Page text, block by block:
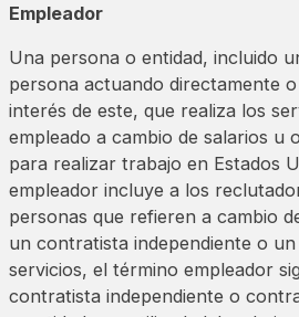
Empleador
Una persona o entidad, incluido
persona actuando directamente
interés de este, que realiza los
empleado a cambio de salarios u
para realizar trabajo en Estados
empleador incluye a los
personas que refieren a cambio
un contratista independiente o
servicios, el término empleador
contratista independiente o